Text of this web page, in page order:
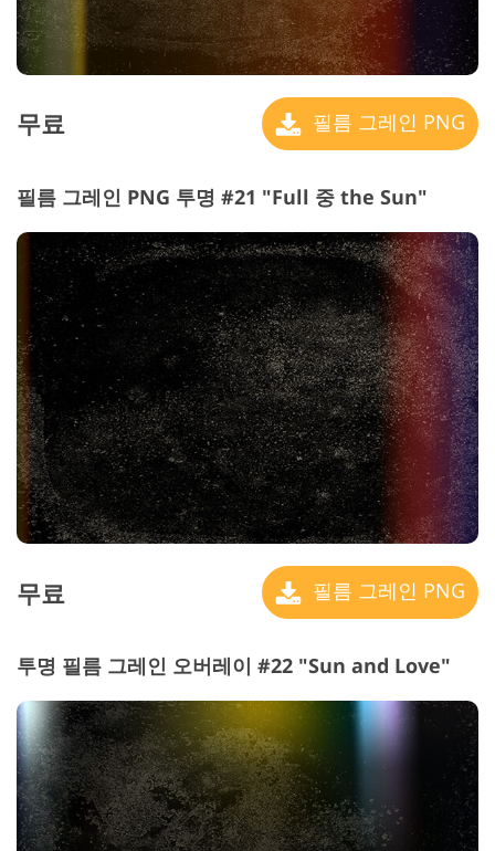
무료 필름 그레인 PNG
필름 그레인 PNG 투명 #21 "Full 중 the Sun"
무료 필름 그레인 PNG
투명 필름 그레인 오버레이 #22 "Sun and Love"